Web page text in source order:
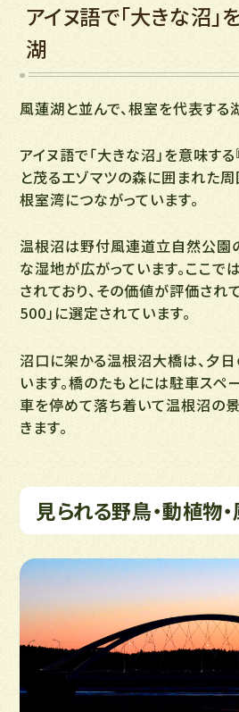
アイヌ語で「大きな沼
湖
風蓮湖と並んで、根室を代表する
アイヌ語で「大きな沼」を意味する
と茂るエゾマツの森に囲まれた
根室湾につながっています。
温根沼は野付風連道立自然公園
な湿地が広がっています。ここ
されており、その価値が評価され
500」に選定されています。
沼口に架かる温根沼大橋は、夕
います。橋のたもとには駐車スペ
車を停めて落ち着いて温根沼の
きます。
見られる野鳥・動植物